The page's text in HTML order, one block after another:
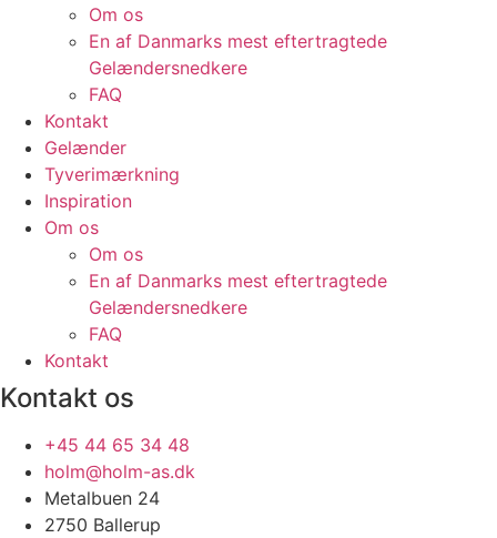
Om os
En af Danmarks mest eftertragtede
Gelændersnedkere
FAQ
Kontakt
Gelænder
Tyverimærkning
Inspiration
Om os
Om os
En af Danmarks mest eftertragtede
Gelændersnedkere
FAQ
Kontakt
Kontakt os
+45 44 65 34 48
holm@holm-as.dk
Metalbuen 24
2750 Ballerup